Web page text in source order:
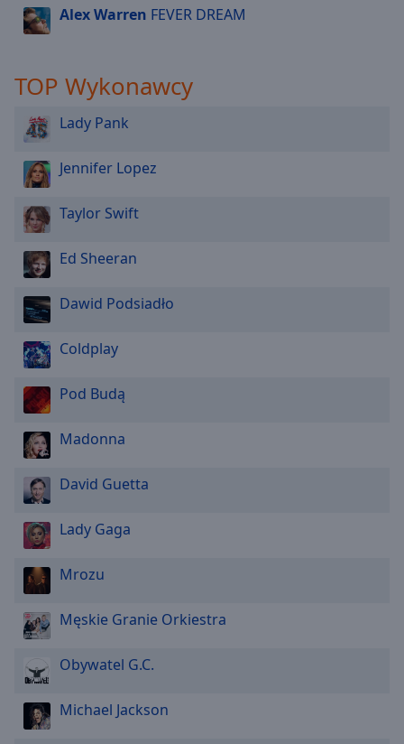
Alex Warren FEVER DREAM
TOP Wykonawcy
Lady Pank
Jennifer Lopez
Taylor Swift
Ed Sheeran
Dawid Podsiadło
Coldplay
Pod Budą
Madonna
David Guetta
Lady Gaga
Mrozu
Męskie Granie Orkiestra
Obywatel G.C.
Michael Jackson